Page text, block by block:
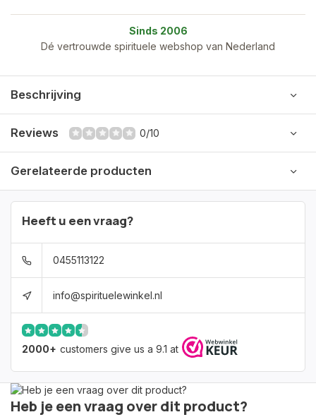
Sinds 2006
Dé vertrouwde spirituele webshop van Nederland
Beschrijving
Reviews 0/10
Gerelateerde producten
Heeft u een vraag?
0455113122
info@spirituelewinkel.nl
2000+ customers give us a 9.1 at
Heb je een vraag over dit product?